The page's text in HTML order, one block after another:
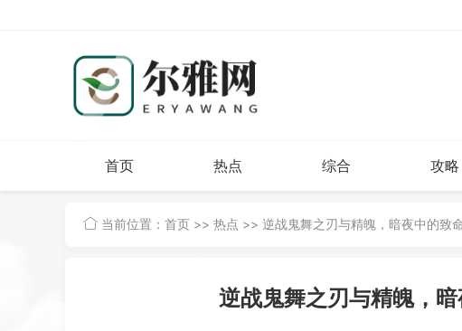
首页 热点 综合 攻略
当前位置： 首页 >> 热点 >> 逆战鬼舞之刃与精魄，暗夜中的致
逆战鬼舞之刃与精魄，